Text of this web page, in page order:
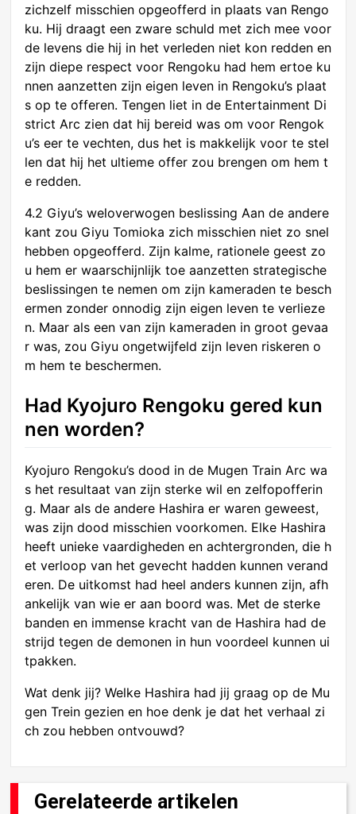
zichzelf misschien opgeofferd in plaats van Rengo
ku. Hij draagt een zware schuld met zich mee voor
de levens die hij in het verleden niet kon redden en
zijn diepe respect voor Rengoku had hem ertoe ku
nnen aanzetten zijn eigen leven in Rengoku’s plaat
s op te offeren. Tengen liet in de Entertainment Di
strict Arc zien dat hij bereid was om voor Rengok
u’s eer te vechten, dus het is makkelijk voor te stel
len dat hij het ultieme offer zou brengen om hem t
e redden.
4.2 Giyu’s weloverwogen beslissing Aan de andere
kant zou Giyu Tomioka zich misschien niet zo snel
hebben opgeofferd. Zijn kalme, rationele geest zo
u hem er waarschijnlijk toe aanzetten strategische
beslissingen te nemen om zijn kameraden te besch
ermen zonder onnodig zijn eigen leven te verlieze
n. Maar als een van zijn kameraden in groot gevaa
r was, zou Giyu ongetwijfeld zijn leven riskeren o
m hem te beschermen.
Had Kyojuro Rengoku gered kun
nen worden?
Kyojuro Rengoku’s dood in de Mugen Train Arc wa
s het resultaat van zijn sterke wil en zelfopofferin
g. Maar als de andere Hashira er waren geweest,
was zijn dood misschien voorkomen. Elke Hashira
heeft unieke vaardigheden en achtergronden, die h
et verloop van het gevecht hadden kunnen verand
eren. De uitkomst had heel anders kunnen zijn, afh
ankelijk van wie er aan boord was. Met de sterke
banden en immense kracht van de Hashira had de
strijd tegen de demonen in hun voordeel kunnen ui
tpakken.
Wat denk jij? Welke Hashira had jij graag op de Mu
gen Trein gezien en hoe denk je dat het verhaal zi
ch zou hebben ontvouwd?
Gerelateerde artikelen